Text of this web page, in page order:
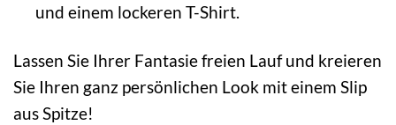
und einem lockeren T-Shirt.
Lassen Sie Ihrer Fantasie freien Lauf und kreieren
Sie Ihren ganz persönlichen Look mit einem Slip
aus Spitze!